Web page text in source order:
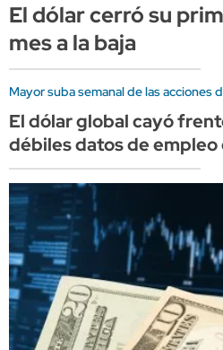
El dólar cerró su
mes a la baja
Mayor suba semanal de las acciones
El dólar global cayó
débiles datos de empleo